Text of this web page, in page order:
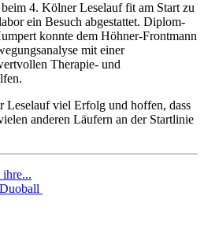
4. Kölner Leselauf fit am Start zu
ein Besuch abgestattet. Diplom-
konnte dem Höhner-Frontmann
mit einer
Therapie- und
Leselauf viel Erfolg und hoffen, dass
anderen Läufern an der Startlinie